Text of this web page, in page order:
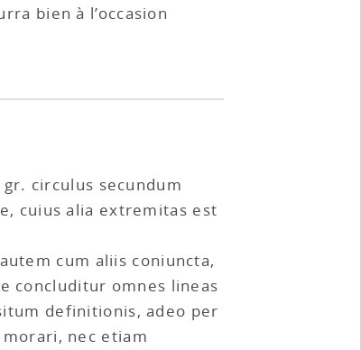
bien à l’occasion
circulus secundum
cuius alia extremitas est
cum aliis coniuncta,
concluditur omnes lineas
definitionis, adeo per
nec etiam